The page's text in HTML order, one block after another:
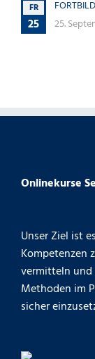
25.
FR
25
Onlinekurse
Unser Ziel ist
Kompetenzen
vermitteln und
Methoden im
sicher